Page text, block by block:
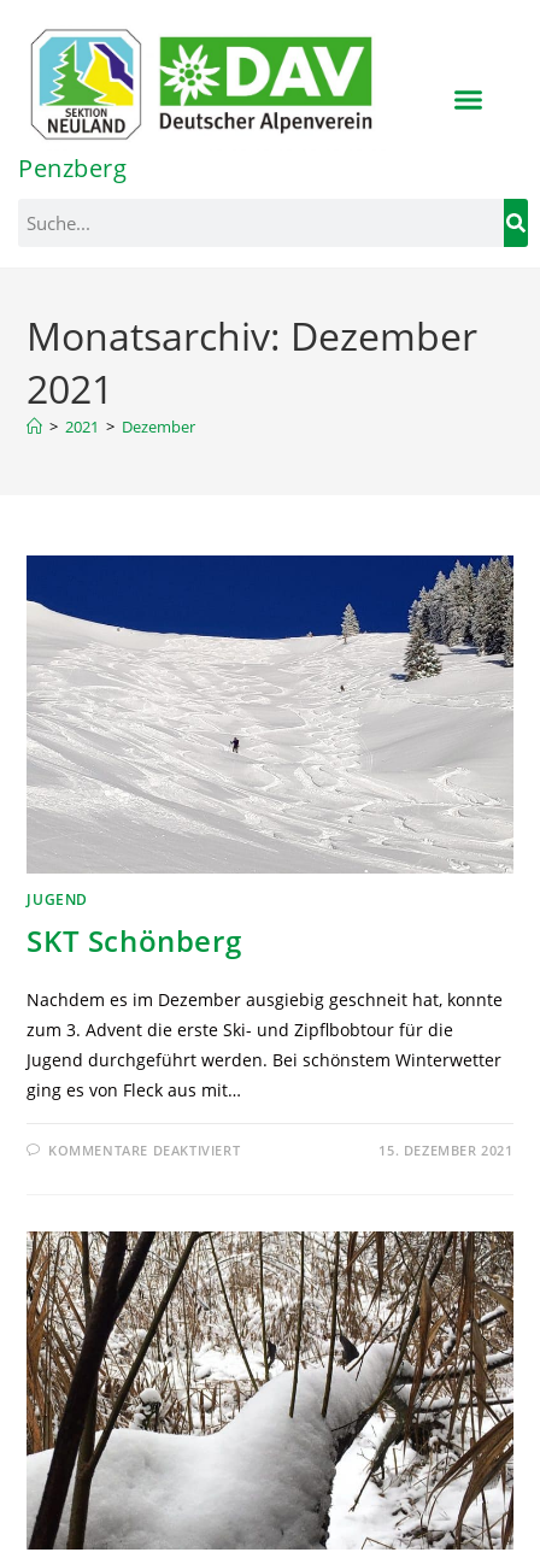
springen
Penzberg
Monatsarchiv: Dezember
2021
> 2021 > Dezember
JUGEND
SKT Schönberg
Nachdem es im Dezember ausgiebig geschneit hat, konnte
zum 3. Advent die erste Ski- und Zipflbobtour für die
Jugend durchgeführt werden. Bei schönstem Winterwetter
ging es von Fleck aus mit…
KOMMENTARE DEAKTIVIERT 15. DEZEMBER 2021